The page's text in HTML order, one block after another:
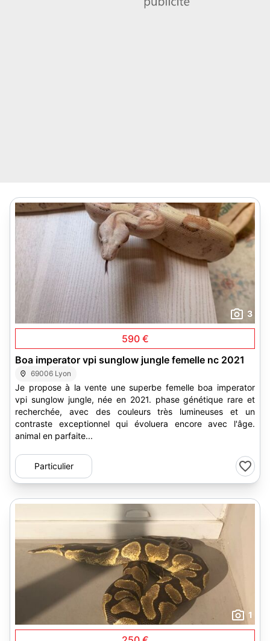
3
590 €
Boa imperator vpi sunglow jungle femelle nc 2021
69006 Lyon
Je propose à la vente une superbe femelle boa imperator
vpi sunglow jungle, née en 2021. phase génétique rare et
recherchée, avec des couleurs très lumineuses et un
contraste exceptionnel qui évoluera encore avec l'âge.
animal en parfaite...
Particulier
1